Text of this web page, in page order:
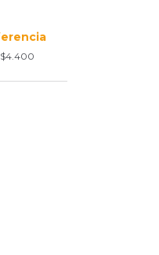
$4.400